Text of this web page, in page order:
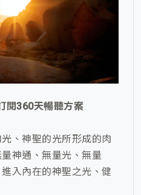
閱360天暢聽方案
、神聖的光所形成的肉
神通、無量光、無量
入內在的神聖之光、健